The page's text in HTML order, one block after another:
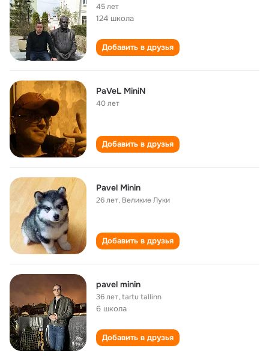
45 лет
124 школа
Добавить в друзья
PaVeL MiniN
40 лет
Добавить в друзья
Pavel Minin
26 лет, Великие Луки
Добавить в друзья
pavel minin
36 лет,tartu tallinn
6 школа
Добавить в друзья